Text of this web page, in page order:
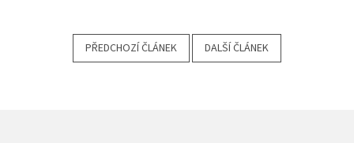
PŘEDCHOZÍ ČLÁNEK DALŠÍ ČLÁNEK